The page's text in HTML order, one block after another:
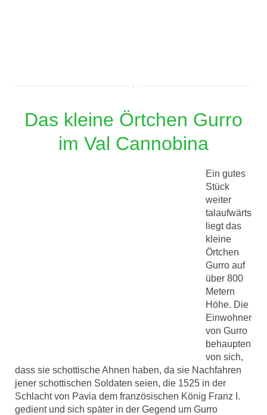
Das kleine Örtchen Gurro
im Val Cannobina
Ein gutes
Stück
weiter
talaufwärts
liegt das
kleine
Örtchen
Gurro auf
über 800
Metern
Höhe. Die
Einwohner
von Gurro
behaupten
von sich,
dass sie schottische Ahnen haben, da sie Nachfahren
jener schottischen Soldaten seien, die 1525 in der
Schlacht von Pavia dem französischen König Franz I.
gedient und sich später in der Gegend um Gurro